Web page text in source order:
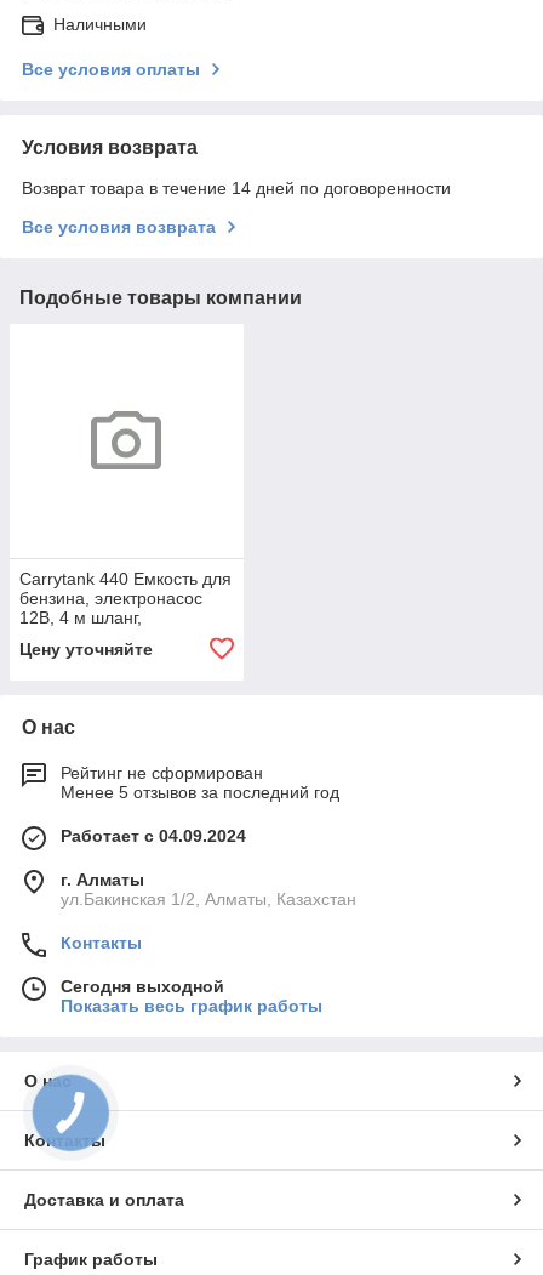
Наличными
Все условия оплаты
Условия возврата
Возврат товара в течение 14 дней по договоренности
Все условия возврата
Подобные товары компании
Carrytank 440 Емкость для
бензина, электронасос
12В, 4 м шланг,
автоматический пистолет
Цену уточняйте
О нас
Рейтинг не сформирован
Менее 5 отзывов за последний год
Работает с 04.09.2024
г. Алматы
ул.Бакинская 1/2, Алматы, Казахстан
Контакты
Сегодня выходной
Показать весь график работы
О нас
Контакты
Доставка и оплата
График работы